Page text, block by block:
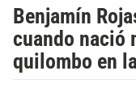
Benjamín
cuando nació
quilombo en